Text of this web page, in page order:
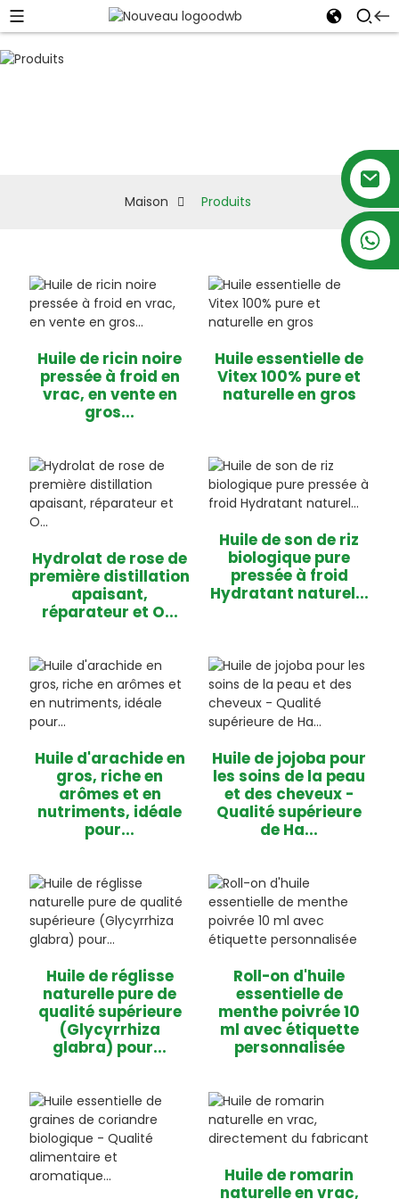
Maison Produits
Huile de ricin noire
pressée à froid en
vrac, en vente en
gros...
Huile essentielle de
Vitex 100% pure et
naturelle en gros
Hydrolat de rose de
première distillation
apaisant,
réparateur et O...
Huile de son de riz
biologique pure
pressée à froid
Hydratant naturel...
Huile d'arachide en
gros, riche en
arômes et en
nutriments, idéale
pour...
Huile de jojoba pour
les soins de la peau
et des cheveux -
Qualité supérieure
de Ha...
Huile de réglisse
naturelle pure de
qualité supérieure
(Glycyrrhiza
glabra) pour...
Roll-on d'huile
essentielle de
menthe poivrée 10
ml avec étiquette
personnalisée
Huile de romarin
naturelle en vrac,